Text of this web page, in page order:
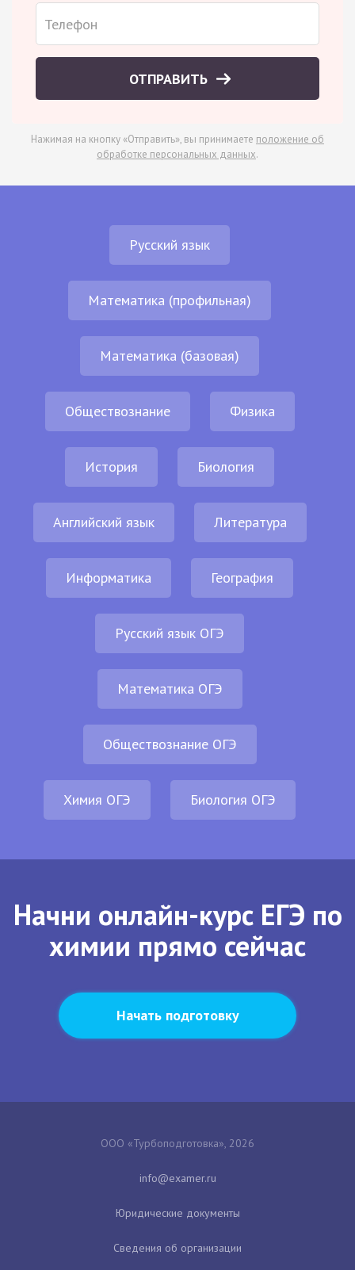
ОТПРАВИТЬ
Нажимая на кнопку «Отправить», вы принимаете положение об
обработке персональных данных.
Русский язык
Математика (профильная)
Математика (базовая)
Обществознание Физика
История Биология
Английский язык Литература
Информатика География
Русский язык ОГЭ
Математика ОГЭ
Обществознание ОГЭ
Химия ОГЭ Биология ОГЭ
Начни онлайн-курс ЕГЭ по
химии прямо сейчас
Начать подготовку
ООО «Турбоподготовка», 2026
Юридические документы
Сведения об организации